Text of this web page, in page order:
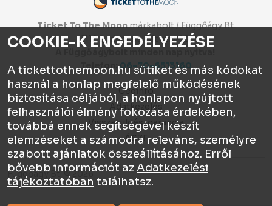
Ticket To The Moonmárkabolt / Függőágy Bt.
1112 Budapest, Olt utca 10.
Telefon:06-70-6513160
Céginfo
Adatkezelés
Visszaküldés, garancia
ÁSZF
Függőágy Bt. © 2026
COOKIE-K ENGEDÉLYEZÉSE
A tickettothemoon.hu sütiket és más kódokat
használ a honlap megfelelő működésének
biztosítása céljából, a honlapon nyújtott
felhasználói élmény fokozása érdekében,
továbbá ennek segítségével készít
elemzéseket a számodra releváns, személyre
szabott ajánlatok összeállításához. Erről
bővebb információt az Adatkezelési
tájékoztatóban találhatsz.